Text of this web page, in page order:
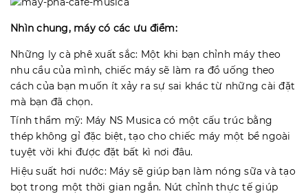
Nhìn chung, máy có các ưu điểm:
Những ly cà phê xuất sắc: Một khi bạn chỉnh máy theo
nhu cầu của mình, chiếc máy sẽ làm ra đồ uống theo
cách của bạn muốn ít xảy ra sự sai khác từ những cài đặt
mà bạn đã chọn.
Tính thẩm mỹ: Máy NS Musica có một cấu trúc bằng
thép không gỉ đặc biệt, tạo cho chiếc máy một bề ngoài
tuyệt vời khi được đặt bất kì nơi đâu.
Hiệu suất hơi nước: Máy sẽ giúp bạn làm nóng sữa và tạo
bọt trong một thời gian ngắn. Nút chỉnh thực tế giúp